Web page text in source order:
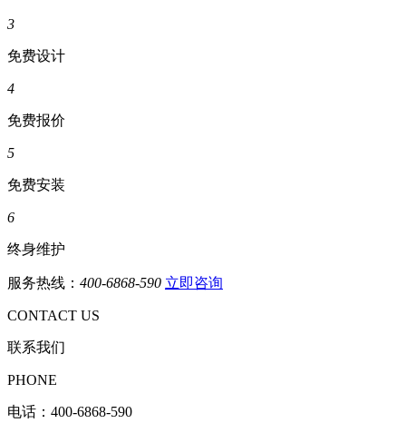
3
免费设计
4
免费报价
5
免费安装
6
终身维护
服务热线： 400-6868-590 立即咨询
CONTACT US
联系我们
PHONE
电话： 400-6868-590